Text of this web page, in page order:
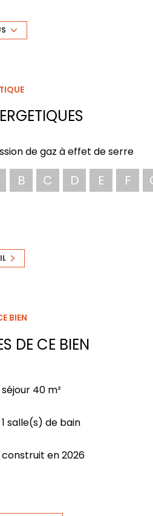
salle d'eau et un wc.
avec sa terrasse attenante
de gaz à effet de serre
B C D E F
BIEN
DE CE BIEN
séjour 40 m²
1 salle(s) de bain
construit en 2026